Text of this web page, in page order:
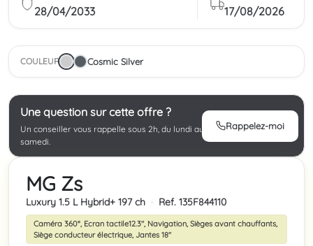
28/04/2033 17/08/2026
COULEUR Cosmic Silver
Une question sur cette offre ?
Un conseiller vous rappelle sous 2h, du lundi au
samedi.
Rappelez-moi
MG Zs
Luxury 1.5 L Hybrid+ 197 ch · Ref. 135F844110
Caméra 360°, Ecran tactile12.3", Navigation, Sièges avant chauffants,
Siège conducteur électrique, Jantes 18"